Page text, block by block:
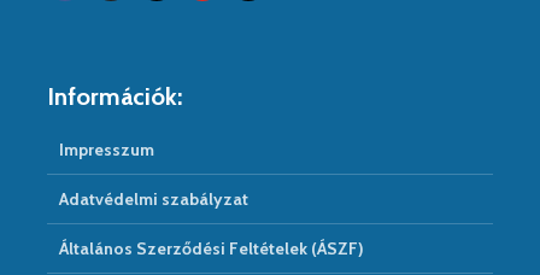
Információk:
Impresszum
Adatvédelmi szabályzat
Általános Szerződési Feltételek (ÁSZF)